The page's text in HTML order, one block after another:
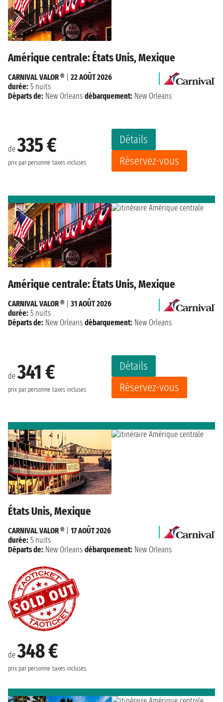
Amérique centrale: États Unis, Mexique
de335 €
prix par personne taxes incluses
Détails
Réservez-vous
CARNIVAL VALOR ®
22 AOÛT 2026
durée: 5 nuits
Départs de: New Orleans débarquement: New Orleans
Amérique centrale: États Unis, Mexique
de341 €
prix par personne taxes incluses
Détails
Réservez-vous
CARNIVAL VALOR ®
31 AOÛT 2026
durée: 5 nuits
Départs de: New Orleans débarquement: New Orleans
États Unis, Mexique
de348 €
prix par personne taxes incluses
CARNIVAL VALOR ®
17 AOÛT 2026
durée: 5 nuits
Départs de: New Orleans débarquement: New Orleans